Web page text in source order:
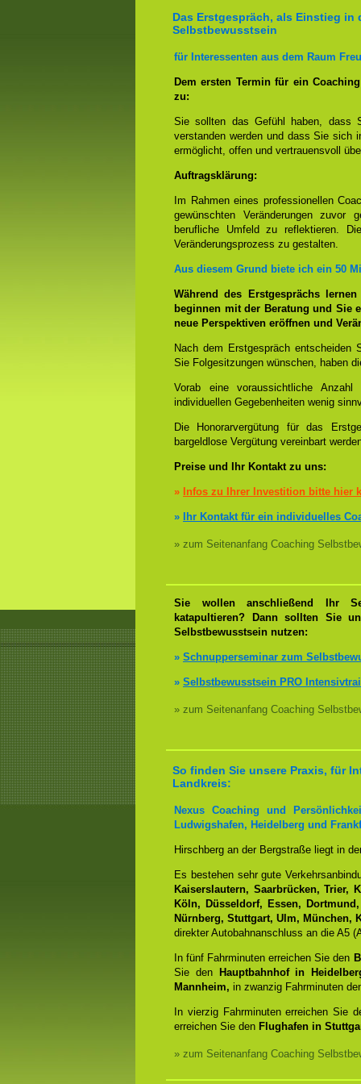
Das Erstgespräch, als Einstieg
Selbstbewusstsein
für Interessenten aus dem Raum
Dem ersten Termin für ein
zu:
Sie sollten das Gefühl haben, dass
verstanden werden und dass Sie sich
ermöglicht, offen und vertrauensvoll
Auftragsklärung:
Im Rahmen eines professionellen
gewünschten Veränderungen
berufliche Umfeld zu reflektieren.
Veränderungsprozess zu gestalten.
Aus diesem Grund biete ich ein 50
Während des Erstgesprächs
beginnen mit der Beratung und Sie
neue Perspektiven eröffnen und
Nach dem Erstgespräch entscheiden
Sie Folgesitzungen wünschen, haben
Vorab eine voraussichtliche
individuellen Gegebenheiten wenig
Die Honorarvergütung für das
bargeldlose Vergütung vereinbart
Preise und Ihr Kontakt zu uns:
» Infos zu Ihrer Investition bitte hier
» Ihr Kontakt für ein individuelles
» zum Seitenanfang Coaching
Sie wollen anschließend Ihr
katapultieren? Dann sollten Sie
Selbstbewusstsein nutzen:
» Schnupperseminar zum
» Selbstbewusstsein PRO
» zum Seitenanfang Coaching
So finden Sie unsere Praxis, für
Landkreis:
Nexus Coaching und
Ludwigshafen, Heidelberg und
Hirschberg an der Bergstraße liegt in
Es bestehen sehr gute
Kaiserslautern, Saarbrücken, Trier,
Köln, Düsseldorf, Essen,
Nürnberg, Stuttgart, Ulm, München,
direkter Autobahnanschluss an die A5
In fünf Fahrminuten erreichen Sie den
Sie den
Hauptbahnhof in
Mannheim, in zwanzig Fahrminuten
In vierzig Fahrminuten erreichen Sie
erreichen Sie den Flughafen in
» zum Seitenanfang Coaching